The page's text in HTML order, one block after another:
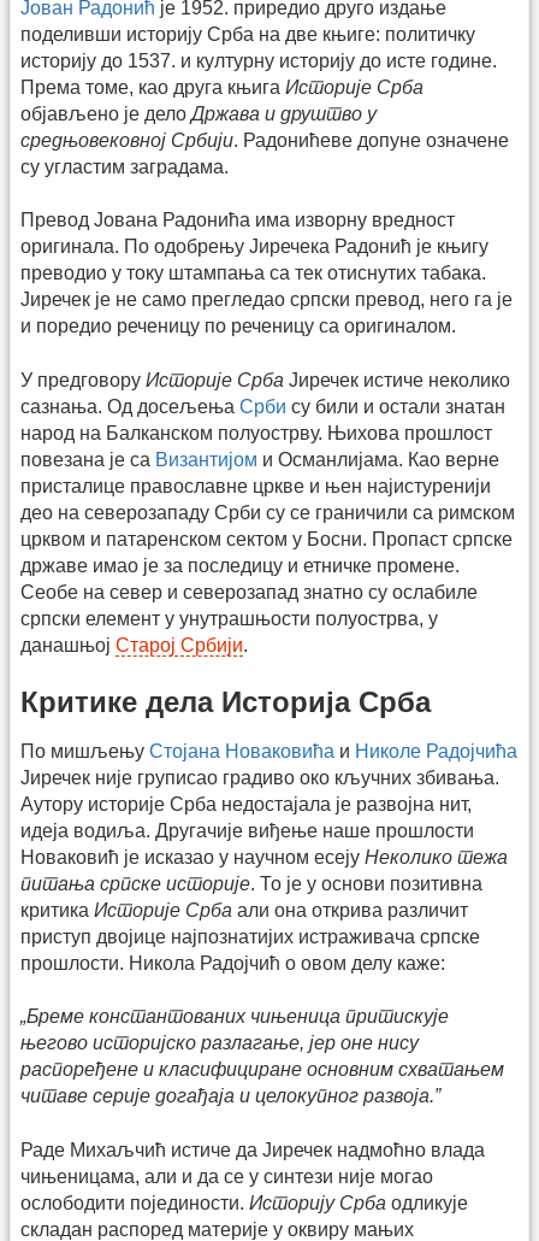
Јован Радонић је 1952. приредио друго издање
поделивши историју Срба на две књиге: политичку
историју до 1537. и културну историју до исте године.
Према томе, као друга књига Историје Срба
објављено је делоДржава и друштво у
средњовековној Србији. Радонићеве допуне означене
су угластим заградама.
Превод Јована Радонића има изворну вредност
оригинала. По одобрењу Јиречека Радонић је књигу
преводио у току штампања са тек отиснутих табака.
Јиречек је не само прегледао српски превод, него га је
и поредио реченицу по реченицу са оригиналом.
У предговору Историје Срба Јиречек истиче неколико
сазнања. Од досељења Срби су били и остали знатан
народ на Балканском полуострву. Њихова прошлост
повезана је са Византијом и Османлијама. Као верне
присталице православне цркве и њен најистуренији
део на северозападу Срби су се граничили са римском
црквом и патаренском сектом у Босни. Пропаст српске
државе имао је за последицу и етничке промене.
Сеобе на север и северозапад знатно су ослабиле
српски елемент у унутрашњости полуострва, у
данашњој Старој Србији.
Критике дела Историја Срба
По мишљењу Стојана Новаковића и Николе Радојчића
Јиречек није груписао градиво око кључних збивања.
Аутору историје Срба недостајала је развојна нит,
идеја водиља. Другачије виђење наше прошлости
Новаковић је исказао у научном есеју Неколико тежа
питања српске историје. То је у основи позитивна
критика Историје Срба али она открива различит
приступ двојице најпознатијих истраживача српске
прошлости. Никола Радојчић о овом делу каже:
„Бреме константованих чињеница притискује
његово историјско разлагање, јер оне нису
распоређене и класифициране основним схватањем
читаве серије догађаја и целокупног развоја.”
Раде Михаљчић истиче да Јиречек надмоћно влада
чињеницама, али и да се у синтези није могао
ослободити појединости. Историју Срба одликује
складан распоред материје у оквиру мањих